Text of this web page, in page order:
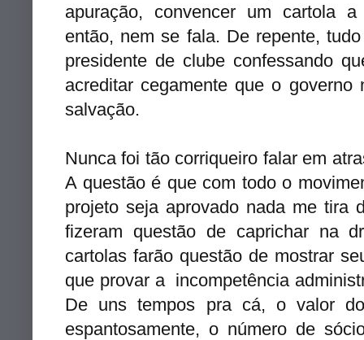
apuração, convencer um cartola
então, nem se fala. De repente,
presidente de clube confessando
acreditar cegamente que o
salvação.
Nunca foi tão corriqueiro falar em
A questão é que com todo o
projeto seja aprovado nada me tira
fizeram questão de caprichar na
cartolas farão questão de mostrar
que provar a incompetência
De uns tempos pra cá, o valor
espantosamente, o número de